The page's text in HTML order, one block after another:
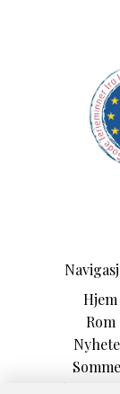
Hjem
Rom
Book